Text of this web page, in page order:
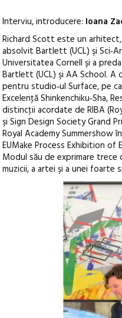
Interviu, introducere: Ioana
Richard Scott este un
absolvit Bartlett (UCL) şi
Universitatea Cornell şi a
Bartlett (UCL) şi AA School.
pentru studio‑ul Surface, pe
Excelenţă Shinkenchiku‑Sha,
distincţii acordate de RIBA
şi Sign Design Society Grand
Royal Academy Summershow
EUMake Process Exhibition of
Modul său de exprimare
muzicii, a artei şi a unei foarte